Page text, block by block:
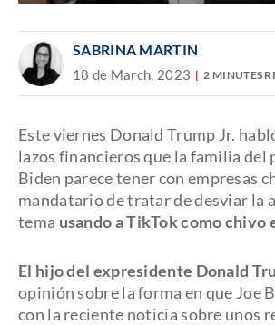
SABRINA MARTIN
18 de March, 2023 2 MINUTES
Este viernes Donald Trump Jr.
lazos financieros que la familia del
Biden parece tener con empresas
mandatario de tratar de desviar la
tema usando a TikTok como chivo
El hijo del expresidente Donald
opinión sobre la forma en que Joe
con la reciente noticia sobre unos